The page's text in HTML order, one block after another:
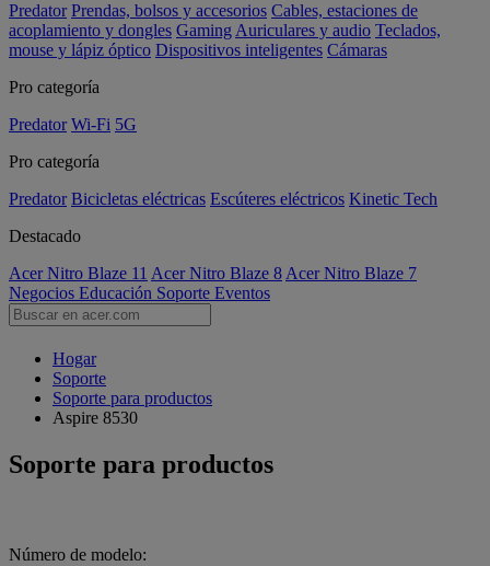
Predator Prendas, bolsos y accesorios Cables, estaciones de
acoplamiento y dongles Gaming Auriculares y audio Teclados,
mouse y lápiz óptico Dispositivos inteligentes Cámaras
Pro categoría
Predator Wi-Fi 5G
Pro categoría
Predator Bicicletas eléctricas Escúteres eléctricos Kinetic Tech
Destacado
Acer Nitro Blaze 11 Acer Nitro Blaze 8 Acer Nitro Blaze 7
Negocios Educación Soporte Eventos
Hogar
Soporte
Soporte para productos
Aspire 8530
Soporte para productos
Número de modelo: